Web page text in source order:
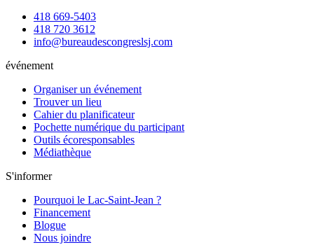
418 669-5403
418 720 3612
info@bureaudescongreslsj.com
événement
Organiser un événement
Trouver un lieu
Cahier du planificateur
Pochette numérique du participant
Outils écoresponsables
Médiathèque
S'informer
Pourquoi le Lac-Saint-Jean ?
Financement
Blogue
Nous joindre